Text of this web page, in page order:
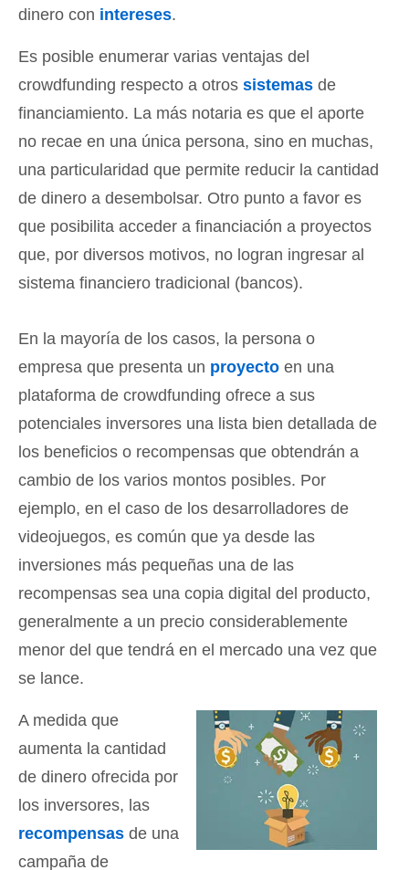
dinero con intereses.
Es posible enumerar varias ventajas del
crowdfunding respecto a otros sistemas de
financiamiento. La más notaria es que el aporte
no recae en una única persona, sino en muchas,
una particularidad que permite reducir la cantidad
de dinero a desembolsar. Otro punto a favor es
que posibilita acceder a financiación a proyectos
que, por diversos motivos, no logran ingresar al
sistema financiero tradicional (bancos).
En la mayoría de los casos, la persona o
empresa que presenta un proyecto en una
plataforma de crowdfunding ofrece a sus
potenciales inversores una lista bien detallada de
los beneficios o recompensas que obtendrán a
cambio de los varios montos posibles. Por
ejemplo, en el caso de los desarrolladores de
videojuegos, es común que ya desde las
inversiones más pequeñas una de las
recompensas sea una copia digital del producto,
generalmente a un precio considerablemente
menor del que tendrá en el mercado una vez que
se lance.
A medida que
aumenta la cantidad
de dinero ofrecida por
los inversores, las
recompensas de una
campaña de